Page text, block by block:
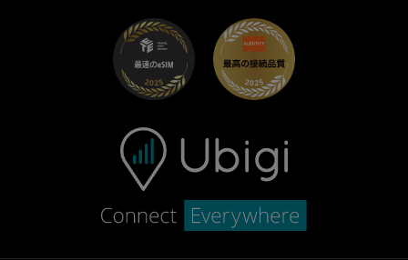
トラブルシューティング
ヘルプセンター
お問い合わせ先